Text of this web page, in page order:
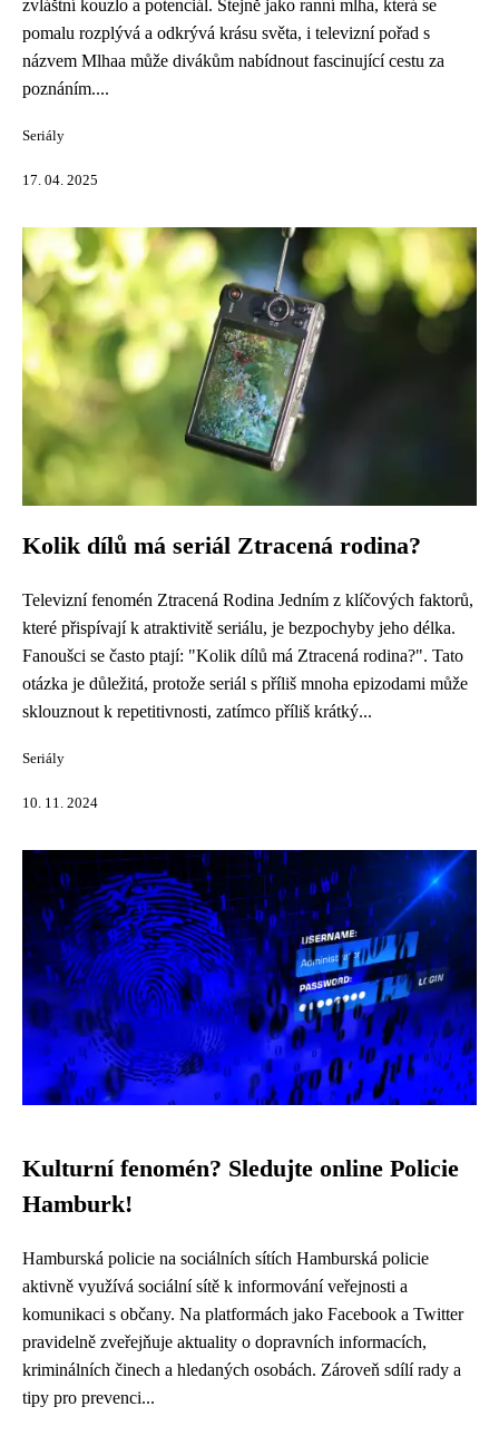
zvláštní kouzlo a potenciál. Stejně jako ranní mlha, která se
pomalu rozplývá a odkrývá krásu světa, i televizní pořad s
názvem Mlhaa může divákům nabídnout fascinující cestu za
poznáním....
Seriály
17. 04. 2025
Kolik dílů má seriál Ztracená rodina?
Televizní fenomén Ztracená Rodina Jedním z klíčových faktorů,
které přispívají k atraktivitě seriálu, je bezpochyby jeho délka.
Fanoušci se často ptají: "Kolik dílů má Ztracená rodina?". Tato
otázka je důležitá, protože seriál s příliš mnoha epizodami může
sklouznout k repetitivnosti, zatímco příliš krátký...
Seriály
10. 11. 2024
Kulturní fenomén? Sledujte online Policie
Hamburk!
Hamburská policie na sociálních sítích Hamburská policie
aktivně využívá sociální sítě k informování veřejnosti a
komunikaci s občany. Na platformách jako Facebook a Twitter
pravidelně zveřejňuje aktuality o dopravních informacích,
kriminálních činech a hledaných osobách. Zároveň sdílí rady a
tipy pro prevenci...